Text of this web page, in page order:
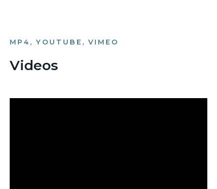
MP4, YOUTUBE, VIMEO
Videos